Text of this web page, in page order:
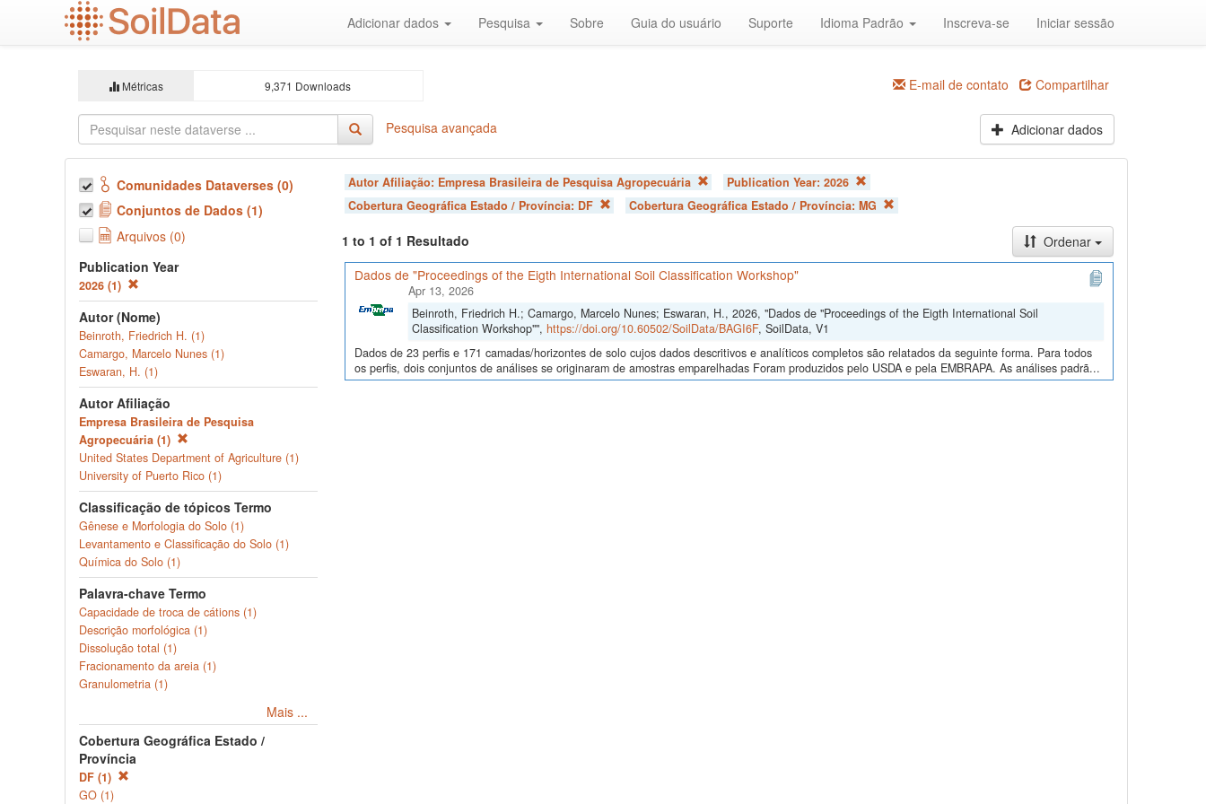
Adicionar dados Pesquisa Sobre Guia do usuário Suporte Idioma Padrão Inscreva-se Iniciar sessão
Métricas 9,371 Downloads E-mail de contato Compartilhar
Pesquisa avançada Adicionar dados
Comunidades Dataverses (0)
Conjuntos de Dados (1)
Arquivos (0)
Publication Year
2026 (1)
Autor (Nome)
Beinroth, Friedrich H. (1)
Camargo, Marcelo Nunes (1)
Eswaran, H. (1)
Autor Afiliação
Empresa Brasileira de Pesquisa
Agropecuária (1)
United States Department of Agriculture (1)
University of Puerto Rico (1)
Classificação de tópicos Termo
Gênese e Morfologia do Solo (1)
Levantamento e Classificação do Solo (1)
Química do Solo (1)
Palavra-chave Termo
Capacidade de troca de cátions (1)
Descrição morfológica (1)
Dissolução total (1)
Fracionamento da areia (1)
Granulometria (1)
Mais ...
Cobertura Geográfica Estado /
Província
DF (1)
GO (1)
Autor Afiliação: Empresa Brasileira de Pesquisa Agropecuária Publication Year: 2026
Cobertura Geográfica Estado / Província: DF Cobertura Geográfica Estado / Província: MG
1 to 1 of 1 Resultado
Ordenar
Dados de "Proceedings of the Eigth International Soil Classification Workshop"
Apr 13, 2026
Beinroth, Friedrich H.; Camargo, Marcelo Nunes; Eswaran, H., 2026, "Dados de "Proceedings of the Eigth International Soil
Classification Workshop"", https://doi.org/10.60502/SoilData/BAGI6F, SoilData, V1
Dados de 23 perfis e 171 camadas/horizontes de solo cujos dados descritivos e analíticos completos são relatados da seguinte forma. Para todos
os perfis, dois conjuntos de análises se originaram de amostras emparelhadas Foram produzidos pelo USDA e pela EMBRAPA. As análises padrã...